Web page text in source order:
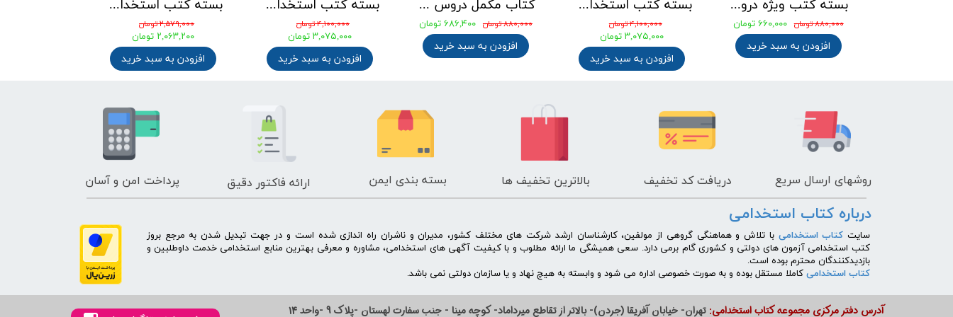
بسته کتب استخدامی مهندسی شیمی ویژه آزمونهای استخدامی پتروشیمی ، پالایشگاه و وزارت نفت
۲,۵۷۹,۰۰۰ تومان
۲,۰۶۳,۲۰۰ تومان
افزودن به سبد خرید
بسته کتب استخدامی دبیری ریاضی آزمون آموزش و پرورش 1405
۴,۱۰۰,۰۰۰ تومان
۳,۰۷۵,۰۰۰ تومان
افزودن به سبد خرید
کتاب مکمل دروس حیطه عمومی ویژه آزمون استخدامی آموزش و پرورش 1405 نشر چهارخونه
۸۸۰,۰۰۰ تومان ۶۸۶,۴۰۰ تومان
افزودن به سبد خرید
بسته کتب استخدامی دبیری علوم تجربی - شیمی آزمون آموزش و پرورش 1405
۴,۱۰۰,۰۰۰ تومان
۳,۰۷۵,۰۰۰ تومان
افزودن به سبد خرید
بسته کتب ویژه دروس عمومی آزمونهای استخدامی کشوری
۸۸۰,۰۰۰ تومان ۶۶۰,۰۰۰ تومان
افزودن به سبد خرید
روشهای ارسال سریع دریافت کد تخفیف بالاترین تخفیف ها بسته بندی ایمن ارائه فاکتور دقیق پرداخت امن و آسان
درباره کتاب استخدامی
​سایت کتاب استخدامی با تلاش و هماهنگی گروهی از مولفین، کارشناسان ارشد شرکت های مختلف کشور، مدیران و ناشران راه اندازی شده است و در جهت تبدیل شدن به مرجع بروز
کتب استخدامی آزمون های دولتی و کشوری گام برمی دارد. سعی همیشگی ما ارائه مطلوب و با کیفیت آگهی های استخدامی، مشاوره و معرفی بهترین منابع استخدامی خدمت داوطلبین و
بازدیدکنندگان محترم بوده است.
کتاب استخدامی کاملا مستقل بوده و به صورت خصوصی اداره می شود و وابسته به هیچ نهاد و یا سازمان دولتی نمی باشد.
آدرس دفتر مرکزی مجموعه کتاب استخدامی:تهران- خیابان آفریقا (جردن)- بالاتر از تقاطع میرداماد- کوچه مینا - جنب سفارت لهستان -پلاک 9 -واحد 14